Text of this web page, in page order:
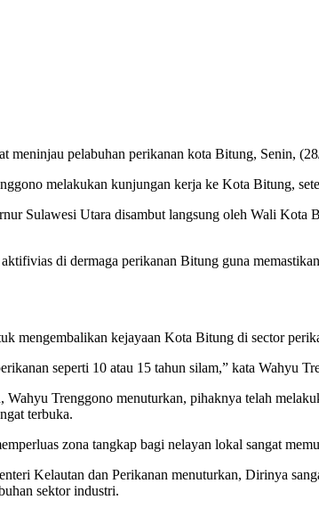
meninjau pelabuhan perikanan kota Bitung, Senin,
melakukan kunjungan kerja ke Kota Bitung,
Sulawesi Utara disambut langsung oleh Wali
di dermaga perikanan Bitung guna
kejayaan Kota Bitung di sector
seperti 10 atau 15 tahun silam,” kata Wahyu
Trenggono menuturkan, pihaknya telah
terbuka.
zona tangkap bagi nelayan lokal sangat
Kelautan dan Perikanan menuturkan, Dirinya
sektor industri.